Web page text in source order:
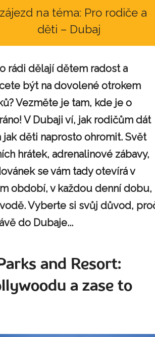
na téma: Pro rodiče a
děti – Dubaj
rádi dělají dětem radost a
být na dovolené otrokem
Vezměte je tam, kde je o
V Dubaji ví, jak rodičům dát
jak děti naprosto ohromit. Svět
hrátek, adrenalinové zábavy,
se vám tady otevírá v
období, v každou denní dobu,
Vyberte si svůj důvod,
do Dubaje...
and Resort:
a zase to